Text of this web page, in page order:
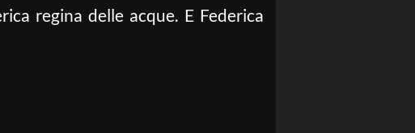
regina delle acque. E Federica